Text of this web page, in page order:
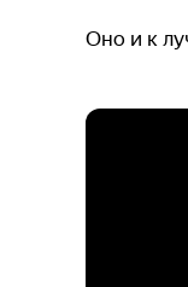
Оно и к